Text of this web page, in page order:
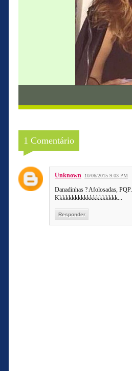
1 Comentário
Unknown 10/06/2015 9:03 PM
Danadinhas ? Afolosadas, PQP.
Kkkkkkkkkkkkkkkkkkkk...
Responder